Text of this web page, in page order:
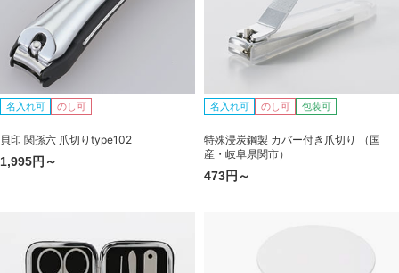
名入れ可 のし可
貝印 関孫六 爪切りtype102
1,995円～
名入れ可 のし可 包装可
特殊浸炭鋼製 カバー付き爪切り （国
産・岐阜県関市）
473円～